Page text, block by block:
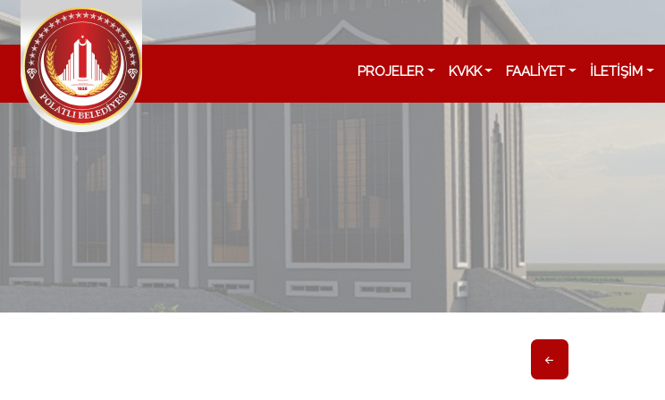
PROJELER KVKK FAALİYET İLETİŞİM